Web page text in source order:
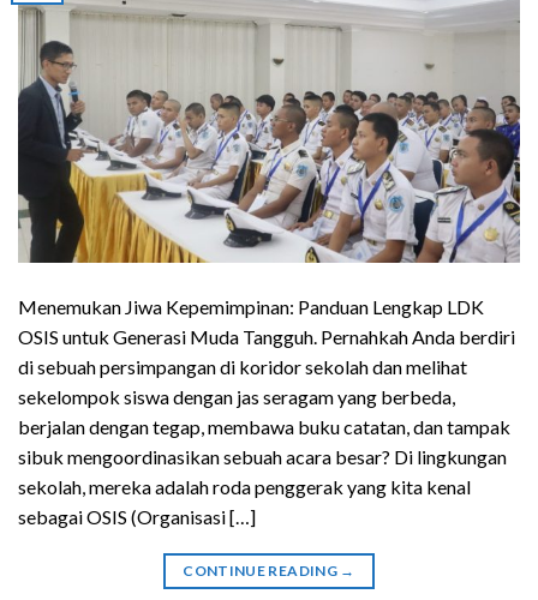
Menemukan Jiwa Kepemimpinan: Panduan Lengkap LDK
OSIS untuk Generasi Muda Tangguh. Pernahkah Anda berdiri
di sebuah persimpangan di koridor sekolah dan melihat
sekelompok siswa dengan jas seragam yang berbeda,
berjalan dengan tegap, membawa buku catatan, dan tampak
sibuk mengoordinasikan sebuah acara besar? Di lingkungan
sekolah, mereka adalah roda penggerak yang kita kenal
sebagai OSIS (Organisasi […]
CONTINUE READING →